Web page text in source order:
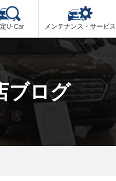
U-Car メンテナンス・サービス
検）
ィ チェック
断
ブログ